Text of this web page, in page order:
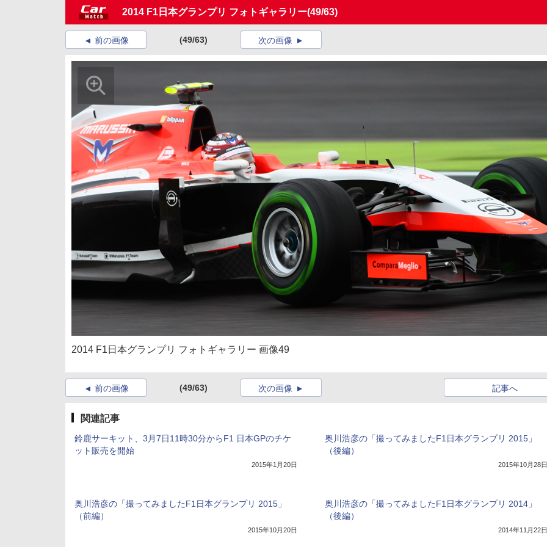
2014 F1日本グランプリ フォトギャラリー(49/63)
前の画像 (49/63) 次の画像
2014 F1日本グランプリ フォトギャラリー 画像49
前の画像 (49/63) 記事へ
次の画像
関連記事
鈴鹿サーキット、3月7日11時30分からF1 日本GPのチケ
ット販売を開始
2015年1月20日
奥川浩彦の「撮ってみましたF1日本グランプリ 2015」
（後編）
2015年10月28日
奥川浩彦の「撮ってみましたF1日本グランプリ 2015」
（前編）
2015年10月20日
奥川浩彦の「撮ってみましたF1日本グランプリ 2014」
（後編）
2014年11月22日